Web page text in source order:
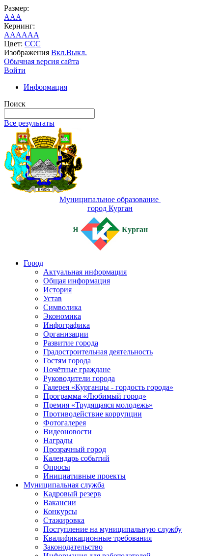
Размер:
AAA
Кернинг:
AAAAAA
Цвет: CCC
Изображения Вкл.Выкл.
Обычная версия сайта
Войти
Информация
Поиск
Все результаты
Муниципальное образование
город Курган
Я Курган
Город
Актуальная информация
Общая информация
История
Устав
Символика
Экономика
Инфографика
Организации
Развитие города
Градостроительная деятельность
Гостям города
Почётные граждане
Руководители города
Галерея «Курганцы - гордость города»
Программа «Любимый город»
Премия «Трудящаяся молодежь»
Противодействие коррупции
Фотогалерея
Видеоновости
Награды
Прозрачный город
Календарь событий
Опросы
Инициативные проекты
Муниципальная служба
Кадровый резерв
Вакансии
Конкурсы
Стажировка
Поступление на муниципальную службу
Квалификационные требования
Законодательство